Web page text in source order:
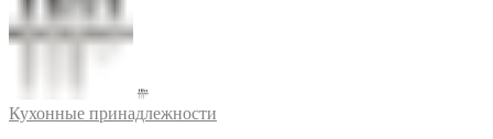
Кухонные принадлежности